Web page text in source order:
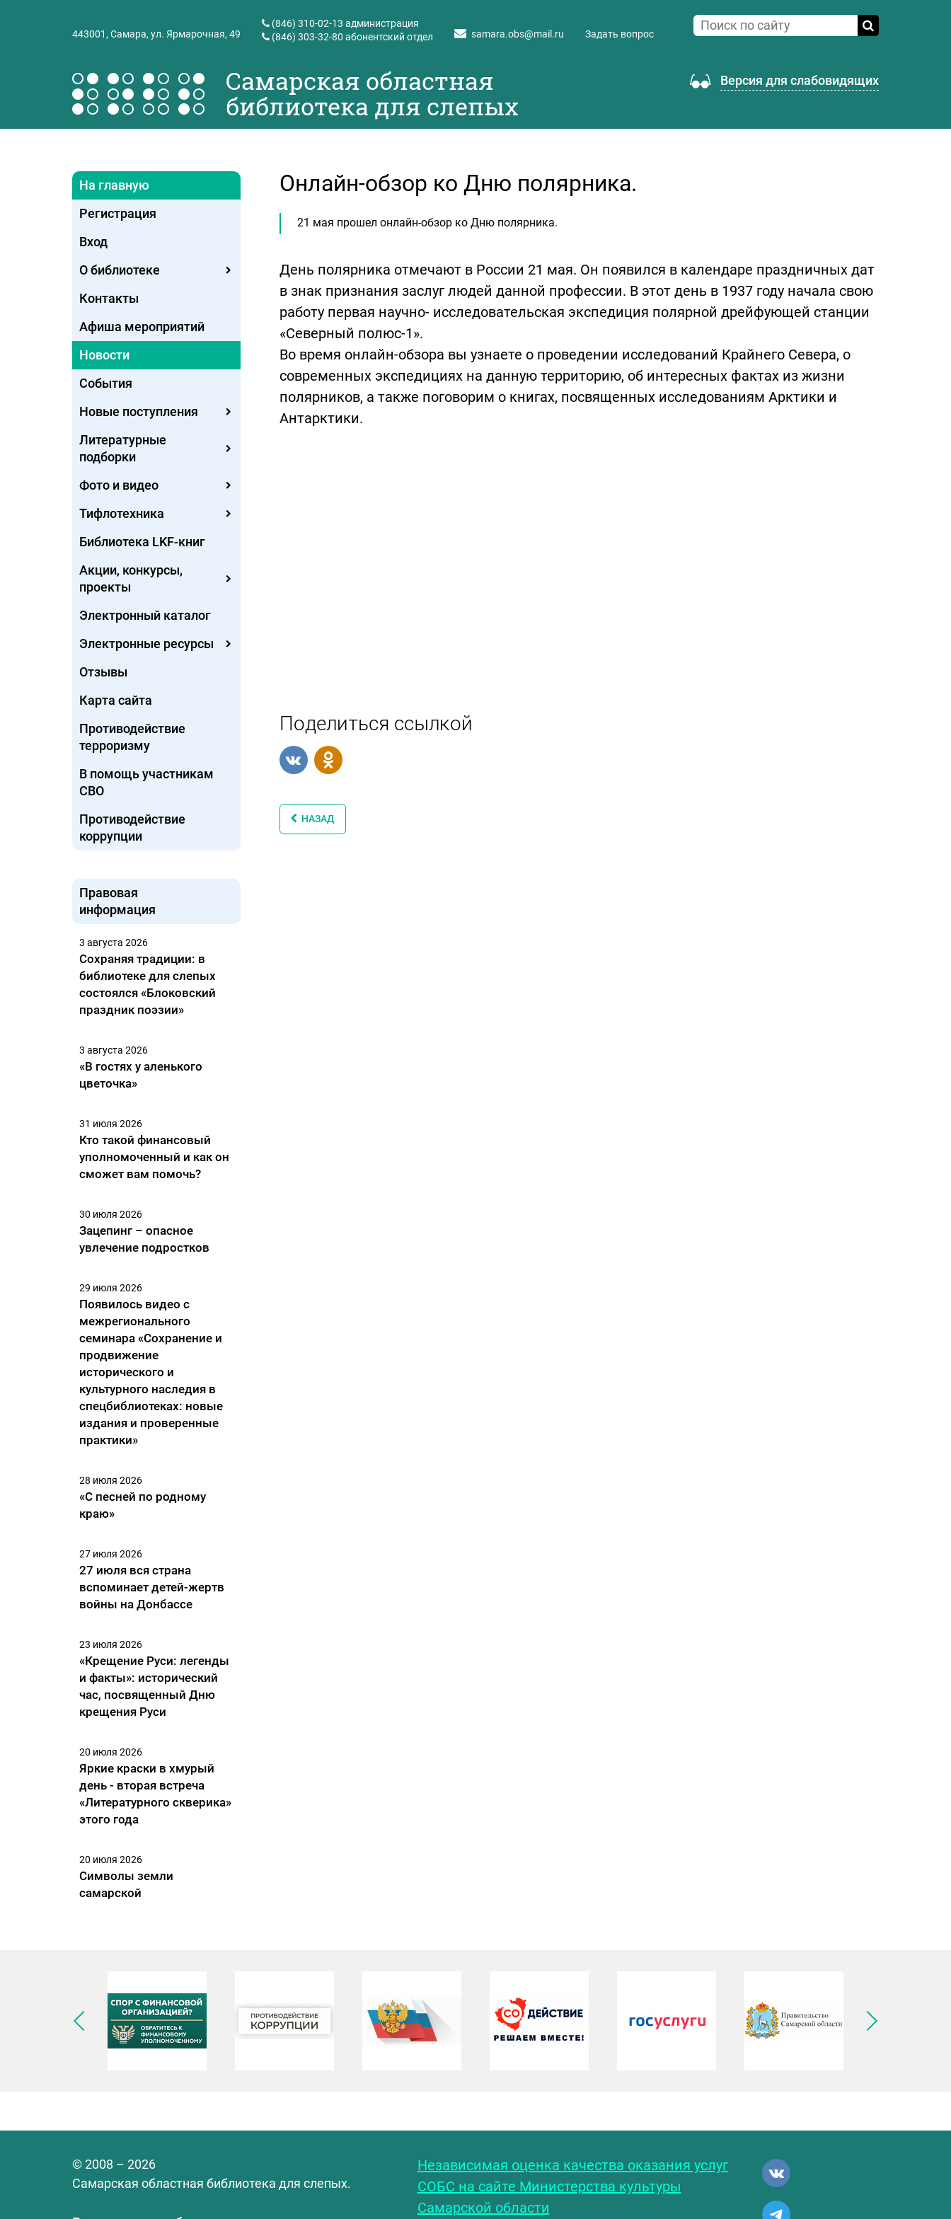
443001, Самара, ул. Ярмарочная, 49
(846) 310-02-13 администрация
(846) 303-32-80 абонентский отдел samara.obs@mail.ru Задать вопрос
Самарская областная
библиотека для слепых
Версия для слабовидящих
На главную
Регистрация
Вход
О библиотеке
Контакты
Афиша мероприятий
Новости
События
Новые поступления
Литературные
подборки
Фото и видео
Тифлотехника
Библиотека LKF-книг
Акции, конкурсы,
проекты
Электронный каталог
Электронные ресурсы
Отзывы
Карта сайта
Противодействие
терроризму
В помощь участникам
СВО
Противодействие
коррупции
Правовая
информация
3 августа 2026
Сохраняя традиции: в
библиотеке для слепых
состоялся «Блоковский
праздник поэзии»
3 августа 2026
«В гостях у аленького
цветочка»
31 июля 2026
Кто такой финансовый
уполномоченный и как он
сможет вам помочь?
30 июля 2026
Зацепинг – опасное
увлечение подростков
29 июля 2026
Появилось видео с
межрегионального
семинара «Сохранение и
продвижение
исторического и
культурного наследия в
спецбиблиотеках: новые
издания и проверенные
практики»
28 июля 2026
«С песней по родному
краю»
27 июля 2026
27 июля вся страна
вспоминает детей-жертв
войны на Донбассе
23 июля 2026
«Крещение Руси: легенды
и факты»: исторический
час, посвященный Дню
крещения Руси
20 июля 2026
Яркие краски в хмурый
день - вторая встреча
«Литературного скверика»
этого года
20 июля 2026
Символы земли
самарской
Онлайн-обзор ко Дню полярника.
21 мая прошел онлайн-обзор ко Дню полярника.
День полярника отмечают в России 21 мая. Он появился в календаре праздничных дат
в знак признания заслуг людей данной профессии. В этот день в 1937 году начала свою
работу первая научно- исследовательская экспедиция полярной дрейфующей станции
«Северный полюс-1».
Во время онлайн-обзора вы узнаете о проведении исследований Крайнего Севера, о
современных экспедициях на данную территорию, об интересных фактах из жизни
полярников, а также поговорим о книгах, посвященных исследованиям Арктики и
Антарктики.
Поделиться ссылкой
НАЗАД
Следующее изображение
© 2008 – 2026
Самарская областная библиотека для слепых.
Независимая оценка качества оказания услуг
СОБС на сайте Министерства культуры
Самарской области